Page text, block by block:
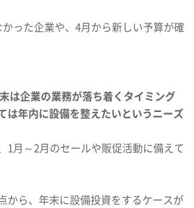
かった企業や、4月から新しい予算が確
は企業の業務が落ち着くタイミング
は年内に設備を整えたいというニーズ
1月～2月のセールや販促活動に備えて
から、年末に設備投資をするケースが